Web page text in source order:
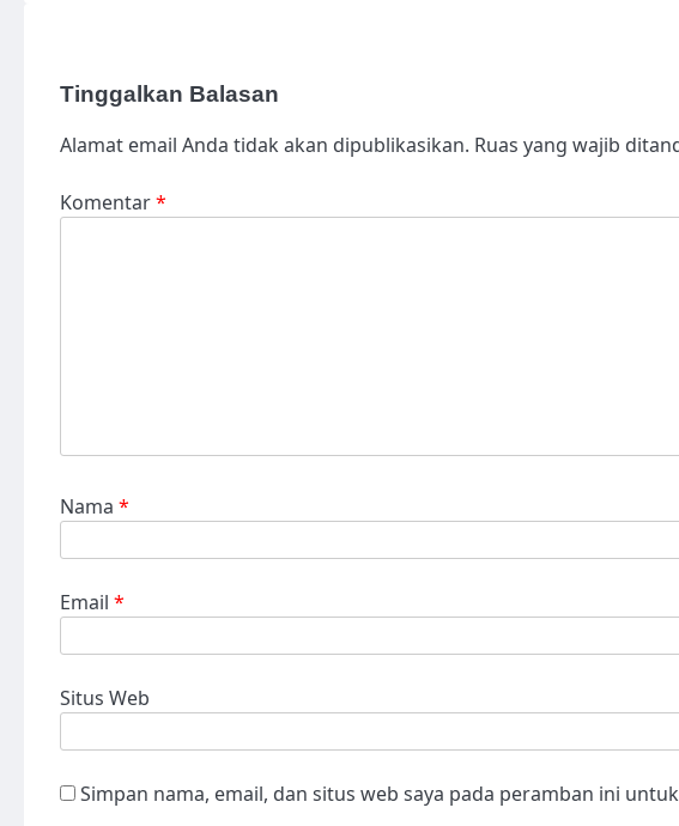
Tinggalkan Balasan
Alamat email Anda tidak akan dipublikasikan. Ruas yang wajib
Komentar*
Nama *
Email *
Situs Web
Simpan nama, email, dan situs web saya pada peramban ini